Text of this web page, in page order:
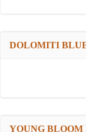
DOLOMITI
YOUNG BLOOM